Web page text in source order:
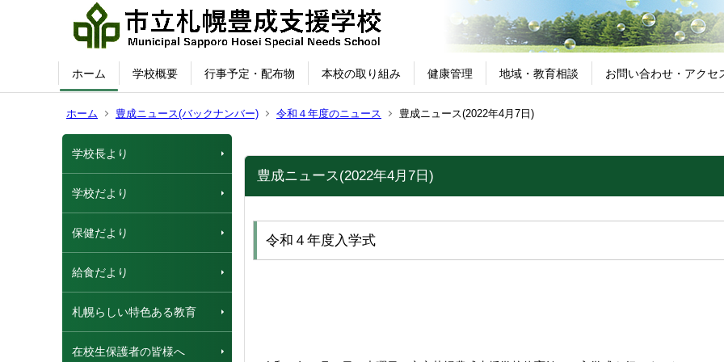
ホーム 学校概要 行事予定・配布物 本校の取り組み 健康管理 地域・教育相談 お問い合わせ・アクセ
ホーム 豊成ニュース(バックナンバー) 令和４年度のニュース 豊成ニュース(2022年4月7日)
学校長より
学校だより
保健だより
給食だより
札幌らしい特色ある教育
在校生保護者の皆様へ
豊成ニュース(2022年4月7日)
令和４年度入学式